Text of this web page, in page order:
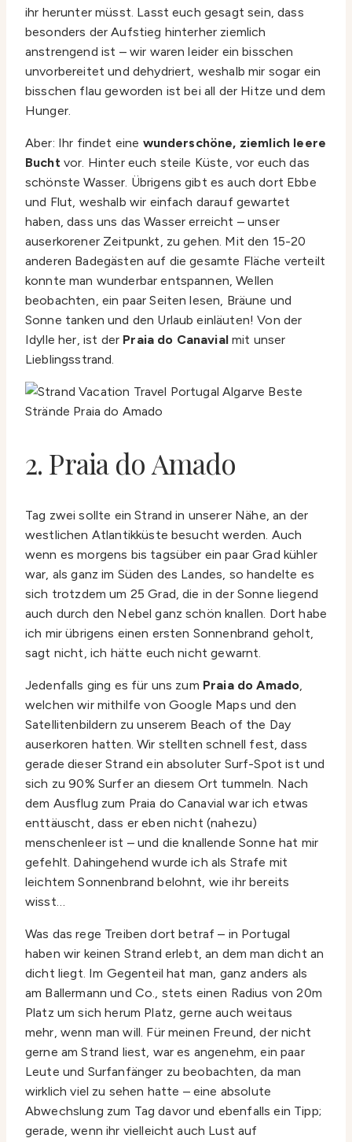
ihr herunter müsst. Lasst euch gesagt sein, dass
besonders der Aufstieg hinterher ziemlich
anstrengend ist – wir waren leider ein bisschen
unvorbereitet und dehydriert, weshalb mir sogar ein
bisschen flau geworden ist bei all der Hitze und dem
Hunger.
Aber: Ihr findet eine wunderschöne, ziemlich leere
Buchtvor. Hinter euch steile Küste, vor euch das
schönste Wasser. Übrigens gibt es auch dort Ebbe
und Flut, weshalb wir einfach darauf gewartet
haben, dass uns das Wasser erreicht – unser
auserkorener Zeitpunkt, zu gehen. Mit den 15-20
anderen Badegästen auf die gesamte Fläche verteilt
konnte man wunderbar entspannen, Wellen
beobachten, ein paar Seiten lesen, Bräune und
Sonne tanken und den Urlaub einläuten! Von der
Idylle her, ist der Praia do Canavialmit unser
Lieblingsstrand.
2. Praia do Amado
Tag zwei sollte ein Strand in unserer Nähe, an der
westlichen Atlantikküste besucht werden. Auch
wenn es morgens bis tagsüber ein paar Grad kühler
war, als ganz im Süden des Landes, so handelte es
sich trotzdem um 25 Grad, die in der Sonne liegend
auch durch den Nebel ganz schön knallen. Dort habe
ich mir übrigens einen ersten Sonnenbrand geholt,
sagt nicht, ich hätte euch nicht gewarnt.
Jedenfalls ging es für uns zum Praia do Amado,
welchen wir mithilfe von Google Maps und den
Satellitenbildern zu unserem Beach of the Day
auserkoren hatten. Wir stellten schnell fest, dass
gerade dieser Strand ein absoluter Surf-Spot ist und
sich zu 90% Surfer an diesem Ort tummeln. Nach
dem Ausflug zum Praia do Canavial war ich etwas
enttäuscht, dass er eben nicht (nahezu)
menschenleer ist – und die knallende Sonne hat mir
gefehlt. Dahingehend wurde ich als Strafe mit
leichtem Sonnenbrand belohnt, wie ihr bereits
wisst…
Was das rege Treiben dort betraf – in Portugal
haben wir keinen Strand erlebt, an dem man dicht an
dicht liegt. Im Gegenteil hat man, ganz anders als
am Ballermann und Co., stets einen Radius von 20m
Platz um sich herum Platz, gerne auch weitaus
mehr, wenn man will. Für meinen Freund, der nicht
gerne am Strand liest, war es angenehm, ein paar
Leute und Surfanfänger zu beobachten, da man
wirklich viel zu sehen hatte – eine absolute
Abwechslung zum Tag davor und ebenfalls ein Tipp;
gerade, wenn ihr vielleicht auch Lust auf